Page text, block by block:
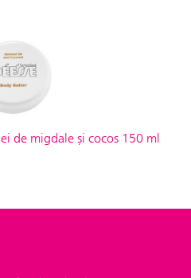
de migdale și cocos 150 ml